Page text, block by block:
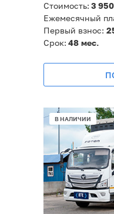
В НАЛИЧИИ
Стоимость: 3 950
Ежемесячный
Первый взнос:
Срок: 48 мес.